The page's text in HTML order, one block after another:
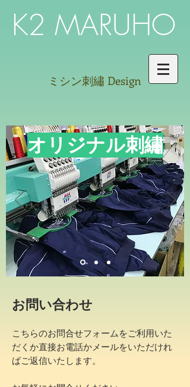
ミシン刺繡 Design
K2 MARUHO
​オリジナル刺繡
お問い合わせ
こちらのお問合せフォームをご利用いた
だくか直接お電話かメールをいただけれ
ばご返信いたします。